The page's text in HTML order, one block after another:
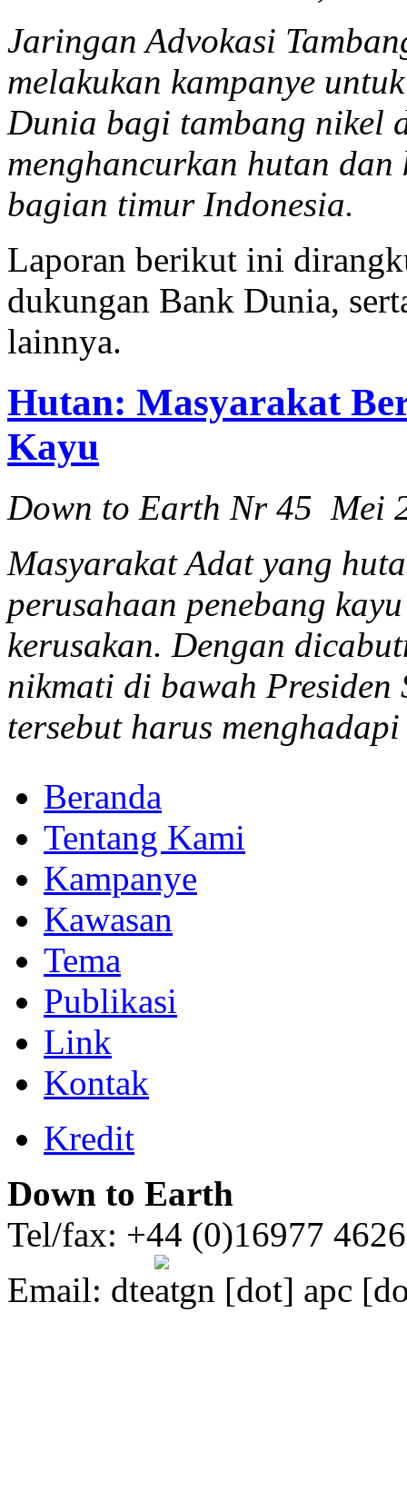
Jaringan Advokasi
melakukan kampanye
Dunia bagi tambang nikel
menghancurkan hutan
bagian timur Indonesia.
Laporan berikut ini
dukungan Bank Dunia,
lainnya.
Hutan: Masyarakat
Kayu
Down to Earth Nr 45 Mei
Masyarakat Adat yang
perusahaan penebang
kerusakan. Dengan
nikmati di bawah
tersebut harus
Beranda
Tentang Kami
Kampanye
Kawasan
Tema
Publikasi
Link
Kontak
Kredit
Down to Earth
Tel/fax: +44 (0)16977
Email: dte gn [dot] apc